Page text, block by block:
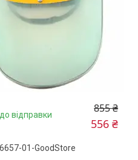
відправки 855 ₴
556 ₴
01-GoodStore